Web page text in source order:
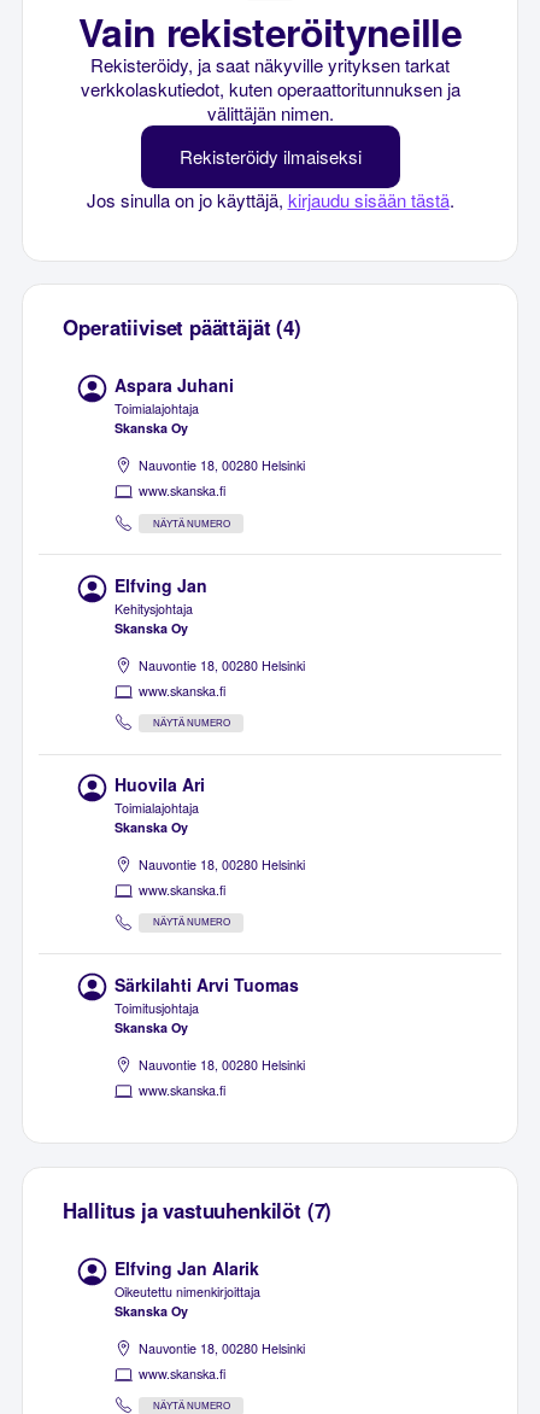
Vain rekisteröityneille
Rekisteröidy, ja saat näkyville yrityksen tarkat
verkkolaskutiedot, kuten operaattoritunnuksen ja
välittäjän nimen.
Rekisteröidy ilmaiseksi
Jos sinulla on jo käyttäjä, kirjaudu sisään tästä.
Operatiiviset päättäjät (4)
Aspara Juhani
Toimialajohtaja
Skanska Oy
Nauvontie 18, 00280 Helsinki
www.skanska.fi
NÄYTÄ NUMERO
Elfving Jan
Kehitysjohtaja
Skanska Oy
Nauvontie 18, 00280 Helsinki
www.skanska.fi
NÄYTÄ NUMERO
Huovila Ari
Toimialajohtaja
Skanska Oy
Nauvontie 18, 00280 Helsinki
www.skanska.fi
NÄYTÄ NUMERO
Särkilahti Arvi Tuomas
Toimitusjohtaja
Skanska Oy
Nauvontie 18, 00280 Helsinki
www.skanska.fi
Hallitus ja vastuuhenkilöt (7)
Elfving Jan Alarik
Oikeutettu nimenkirjoittaja
Skanska Oy
Nauvontie 18, 00280 Helsinki
www.skanska.fi
NÄYTÄ NUMERO